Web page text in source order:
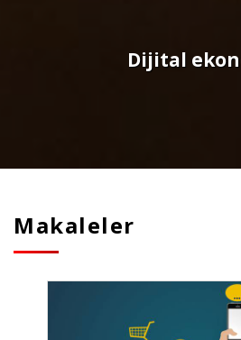
Dijital
Makaleler